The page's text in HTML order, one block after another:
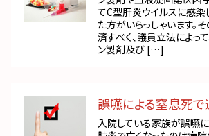
てC型肝炎ウイルスに感
た方がいらっしゃいます。
済すべく、議員立法によって
ン製剤及び […]
誤嚥による窒息死で
入院している家族が誤嚥